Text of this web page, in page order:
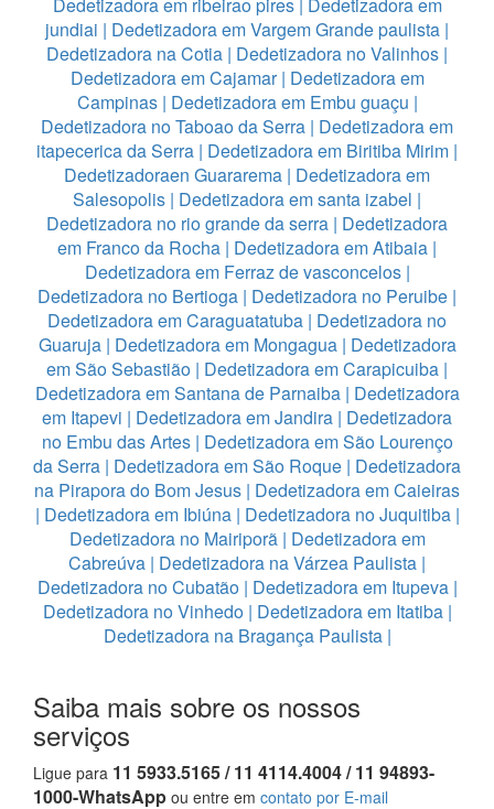
jundiai | Dedetizadora em Vargem Grande paulista |
Dedetizadora na Cotia | Dedetizadora no Valinhos |
Dedetizadora em Cajamar| Dedetizadora em
Campinas| Dedetizadora em Embu guaçu |
Dedetizadora no Taboao da Serra | Dedetizadora em
itapecerica da Serra | Dedetizadora em Biritiba Mirim |
Dedetizadoraen Guararema | Dedetizadora em
Salesopolis | Dedetizadora em santa izabel |
Dedetizadora no rio grande da serra | Dedetizadora
em Franco da Rocha | Dedetizadora em Atibaia |
Dedetizadora em Ferraz de vasconcelos|
Dedetizadora no Bertioga | Dedetizadora no Peruibe |
Dedetizadora em Caraguatatuba | Dedetizadora no
Guaruja| Dedetizadora em Mongagua| Dedetizadora
em São Sebastião | Dedetizadora em Carapicuiba |
Dedetizadora em Santana de Parnaiba| Dedetizadora
em Itapevi | Dedetizadora em Jandira | Dedetizadora
no Embu das Artes| Dedetizadora em São Lourenço
da Serra | Dedetizadora em São Roque | Dedetizadora
na Pirapora do Bom Jesus | Dedetizadora em Caieiras
| Dedetizadora em Ibiúna| Dedetizadora no Juquitiba|
Dedetizadora no Mairiporã| Dedetizadora em
Cabreúva | Dedetizadora na Várzea Paulista |
Dedetizadora no Cubatão| Dedetizadora em Itupeva|
Dedetizadora no Vinhedo| Dedetizadora em Itatiba|
Dedetizadora na Bragança Paulista|
Saiba mais sobre os nossos
serviços
Ligue para 11 5933.5165 / 11 4114.4004 / 11 94893-
1000-WhatsApp ou entre em contato por E-mail